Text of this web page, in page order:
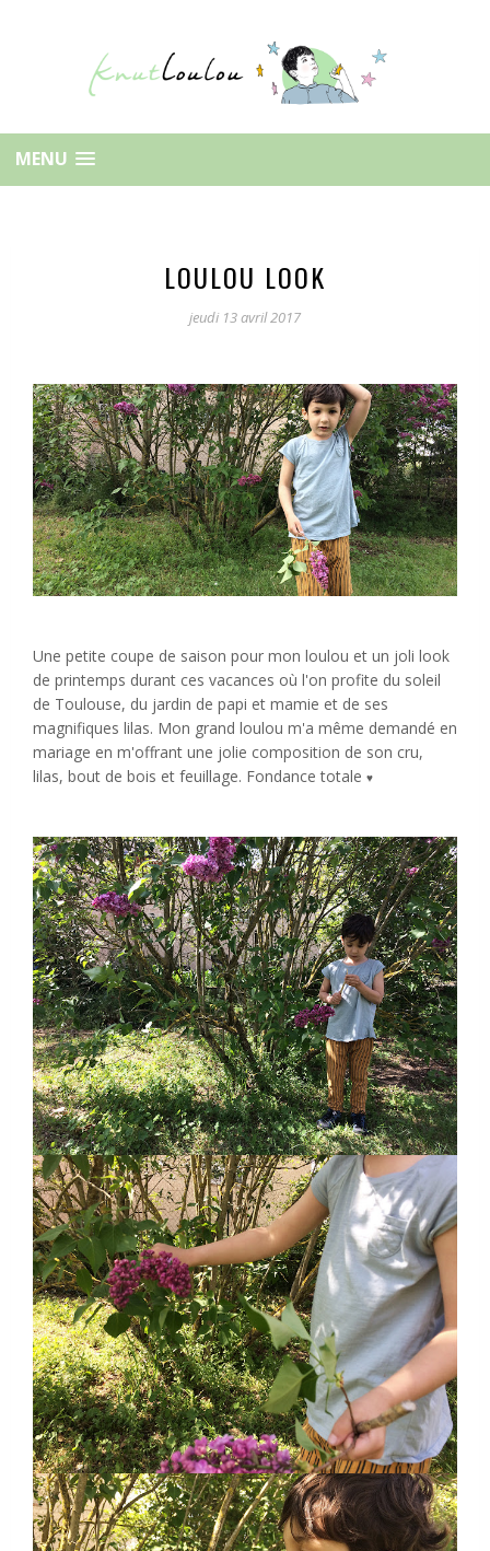
MENU
LOULOU LOOK
jeudi 13 avril 2017
Une petite coupe de saison pour mon loulou et un joli look
de printemps durant ces vacances où l'on profite du soleil
de Toulouse, du jardin de papi et mamie et de ses
magnifiques lilas. Mon grand loulou m'a même demandé en
mariage en m'offrant une jolie composition de son cru,
lilas, bout de bois et feuillage. Fondance totale ♥